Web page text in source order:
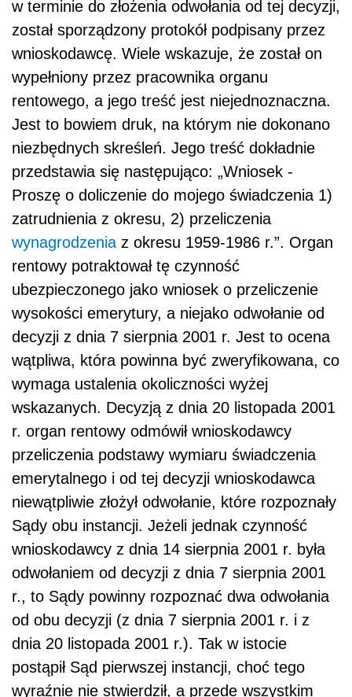
w terminie do złożenia odwołania od tej decyzji,
został sporządzony protokół podpisany przez
wnioskodawcę. Wiele wskazuje, że został on
wypełniony przez pracownika organu
rentowego, a jego treść jest niejednoznaczna.
Jest to bowiem druk, na którym nie dokonano
niezbędnych skreśleń. Jego treść dokładnie
przedstawia się następująco: „Wniosek -
Proszę o doliczenie do mojego świadczenia 1)
zatrudnienia z okresu, 2) przeliczenia
wynagrodzenia z okresu 1959-1986 r.”. Organ
rentowy potraktował tę czynność
ubezpieczonego jako wniosek o przeliczenie
wysokości emerytury, a niejako odwołanie od
decyzji z dnia 7 sierpnia 2001 r. Jest to ocena
wątpliwa, która powinna być zweryfikowana, co
wymaga ustalenia okoliczności wyżej
wskazanych. Decyzją z dnia 20 listopada 2001
r. organ rentowy odmówił wnioskodawcy
przeliczenia podstawy wymiaru świadczenia
emerytalnego i od tej decyzji wnioskodawca
niewątpliwie złożył odwołanie, które rozpoznały
Sądy obu instancji. Jeżeli jednak czynność
wnioskodawcy z dnia 14 sierpnia 2001 r. była
odwołaniem od decyzji z dnia 7 sierpnia 2001
r., to Sądy powinny rozpoznać dwa odwołania
od obu decyzji (z dnia 7 sierpnia 2001 r. i z
dnia 20 listopada 2001 r.). Tak w istocie
postąpił Sąd pierwszej instancji, choć tego
wyraźnie nie stwierdził, a przede wszystkim